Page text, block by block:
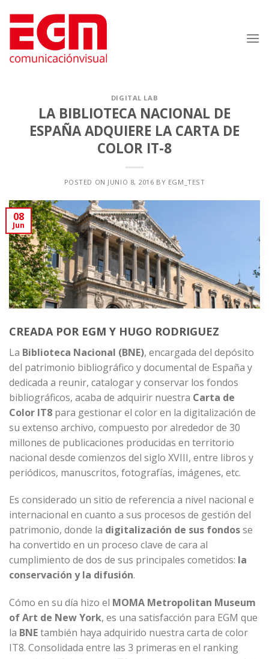
contenido
DIGITAL LAB
LA BIBLIOTECA NACIONAL DE
ESPAÑA ADQUIERE LA CARTA DE
COLOR IT-8
POSTED ON JUNIO 8, 2016 BY EGM_TEST
08
Jun
CREADA POR EGM Y HUGO RODRIGUEZ
La Biblioteca Nacional (BNE), encargada del depósito
del patrimonio bibliográfico y documental de España y
dedicada a reunir, catalogar y conservar los fondos
bibliográficos, acaba de adquirir nuestra Carta de
Color IT8 para gestionar el color en la digitalización de
su extenso archivo, compuesto por alrededor de 30
millones de publicaciones producidas en territorio
nacional desde comienzos del siglo XVIII, entre libros y
periódicos, manuscritos, fotografías, imágenes, etc.
Es considerado un sitio de referencia a nivel nacional e
internacional en cuanto a sus procesos de gestión del
patrimonio, donde la digitalización de sus fondosse
ha convertido en un proceso clave de cara al
cumplimiento de dos de sus principales cometidos: la
conservación y la difusión.
Cómo en su día hizo el MOMA Metropolitan Museum
of Art de New York, es una satisfacción para EGM que
la BNEtambién haya adquirido nuestra carta de color
IT8. Consolidada entre las 3 primeras en el ranking